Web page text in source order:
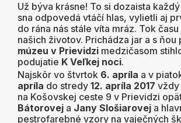
Už býva krásne! To si dozaista
sna odpovedá vtáčí hlas, vylietli aj
do rána nás stále víta mráz. Tok
našich životov. Prichádza jar a s
múzeu v Prievidzi medzičasom
podujatie K Veľkej noci.
Najskôr vo štvrtok 6. apríla a v
apríla do stredy 12. apríla 2017 vždy
na Košovskej ceste 9 v Prievidzi
Bátorovej a Jany Slošiarovej a
pestrofarebné vzory na vaječných